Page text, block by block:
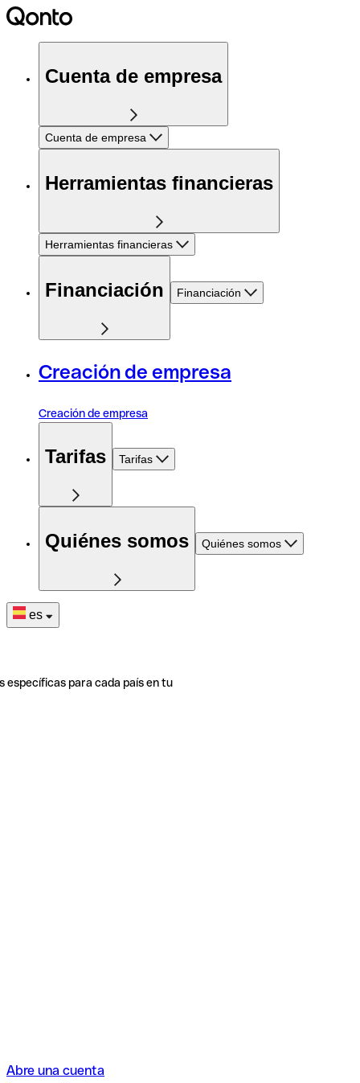
Cuenta de empresa
Cuenta de empresa
Herramientas financieras
Herramientas financieras
Financiación Financiación
Creación de empresa
Creación de empresa
Tarifas Tarifas
Quiénes somos Quiénes somos
es
específicas para cada país en tu
Abre una cuenta